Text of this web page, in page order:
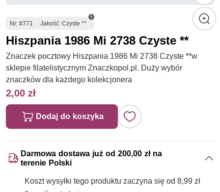
Numer
Nr: #771 Jakość: Czyste **
Hiszpania 1986 Mi 2738 Czyste **
Znaczek pocztowy Hiszpania 1986 Mi 2738 Czyste **w
sklepie filatelistycznym Znaczkopol.pl. Duży wybór
znaczków dla każdego kolekcjonera
2,00 zł
Dodaj do koszyka
Darmowa dostawa już od 200,00 zł na
terenie Polski
Koszt wysyłki tego produktu zaczyna się od 8,99 zł